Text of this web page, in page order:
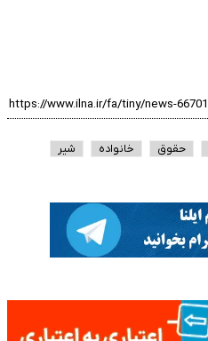
حقوق خانواده
شیر